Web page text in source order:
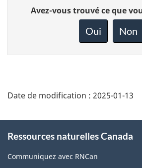
Donnez
votre
page
Avez-vous trouvé ce que
Oui Non
Date de modification : 2025-01-13
this
site
Ressources naturelles Canada
Communiquez avec RNCan